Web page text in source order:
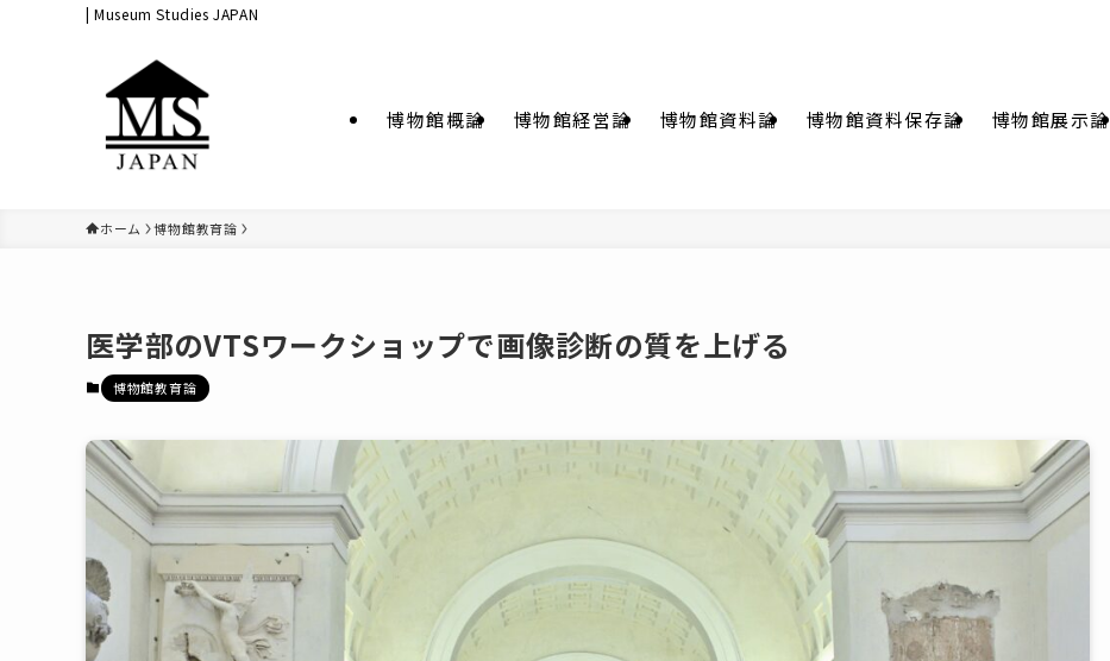
| Museum Studies JAPAN
博物館概論 博物館経営論 博物館資料論 博物館資料保存論 博物館展示論
ホーム 博物館教育論
医学部のVTSワークショップで画像診断の質を上げる
博物館教育論